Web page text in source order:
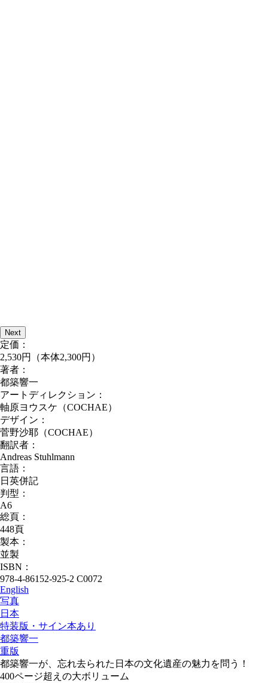
Next
定価：
2,530円（本体2,300円）
著者：
都築響一
アートディレクション：
軸原ヨウスケ（COCHAE）
デザイン：
菅野沙耶（COCHAE）
翻訳者：
Andreas Stuhlmann
言語：
日英併記
判型：
A6
総頁：
448頁
製本：
並製
ISBN：
978-4-86152-925-2 C0072
English
写真
日本
特装版・サイン本あり
都築響一
重版
都築響一が、忘れ去られた日本の文化遺産の魅力を問う！
400ページ超えの大ボリューム